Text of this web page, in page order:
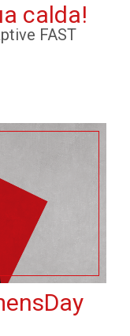
calda!
FAST